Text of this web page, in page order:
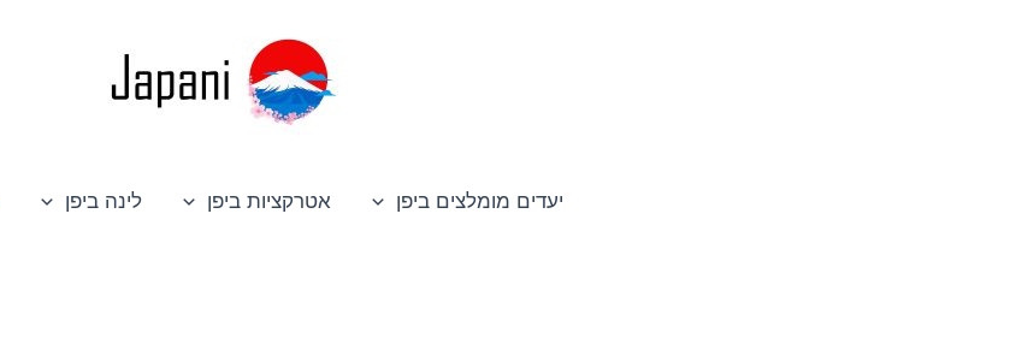
יעדים מומלצים ביפן אטרקציות ביפן לינה ביפן